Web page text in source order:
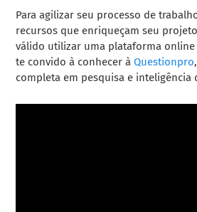
Para agilizar seu processo de
recursos que enriqueçam seu
válido utilizar uma plataforma
te convido à conhecer à Questionpro
completa em pesquisa e inteligência